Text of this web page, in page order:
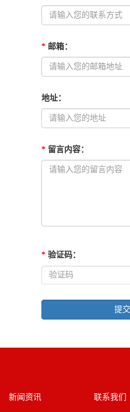
* 邮箱：
地址：
* 留言内容：
* 验证码：
新闻资讯 联系我们